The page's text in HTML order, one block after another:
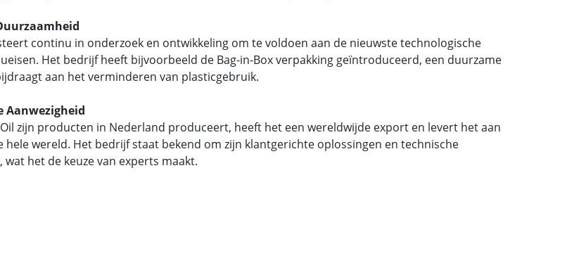
continu in onderzoek en ontwikkeling om te voldoen aan de nieuwste technologische
Het bedrijf heeft bijvoorbeeld de Bag-in-Box verpakking geïntroduceerd, een duurzame
aan het verminderen van plasticgebruik.
zijn producten in Nederland produceert, heeft het een wereldwijde export en levert het aan
hele wereld. Het bedrijf staat bekend om zijn klantgerichte oplossingen en technische
het de keuze van experts maakt.